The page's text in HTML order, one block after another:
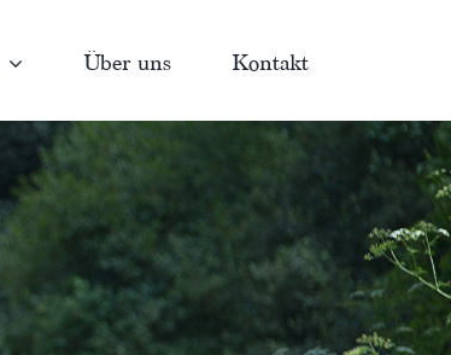
Über uns Kontakt